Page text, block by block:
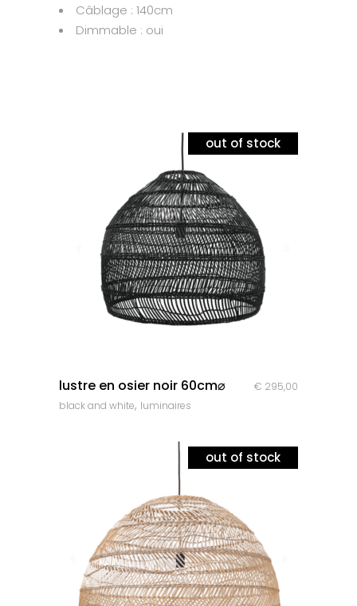
Câblage : 140cm
Dimmable : oui
out of stock
lustre en osier noir 60cm⌀ € 295,00
black and white, luminaires
out of stock